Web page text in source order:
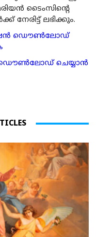
ടൈംസിന്റെ
ലഭിക്കും.
ഡൌണ്‍ലോഡ്
ചെയ്യാന്‍